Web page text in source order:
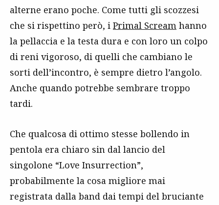
alterne erano poche. Come tutti gli scozzesi
che si rispettino però, i Primal Scream hanno
la pellaccia e la testa dura e con loro un colpo
di reni vigoroso, di quelli che cambiano le
sorti dell’incontro, è sempre dietro l’angolo.
Anche quando potrebbe sembrare troppo
tardi.
Che qualcosa di ottimo stesse bollendo in
pentola era chiaro sin dal lancio del
singolone “Love Insurrection”,
probabilmente la cosa migliore mai
registrata dalla band dai tempi del bruciante